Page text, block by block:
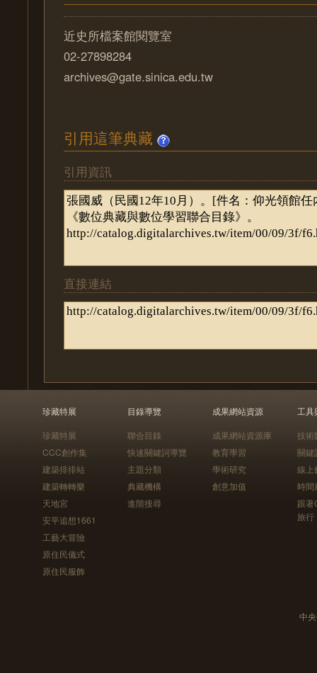
近史所檔案館閱覽室
02-27898284
archives@gate.sinica.edu.tw
引用這筆典藏
引用資訊
直接連結
珍藏特展
珍藏特展
CCC創作集
建築排排站
建築轉轉樂
天地宮
安平追想1661
工藝大冒險
原住民儀式
原住民服飾
目錄導覽
聯合目錄
快速關鍵詞導覽
主題分類
典藏機構
進階搜尋
成果網站資源
成果網站資源庫
教育學習
學術研究
創意加值
工具
技術
關鍵
線上
時間
跟
旅行
中